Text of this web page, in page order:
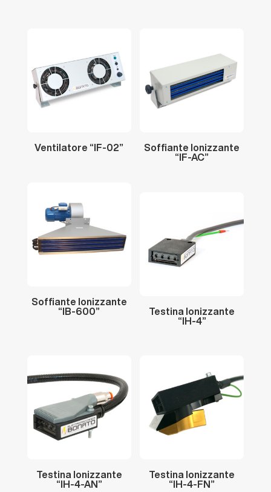
Ventilatore “IF-02” Soffiante Ionizzante
“IF-AC”
Soffiante Ionizzante
“IB-600”
Testina Ionizzante
“IH-4”
Testina Ionizzante
“IH-4-AN”
Testina Ionizzante
“IH-4-FN”